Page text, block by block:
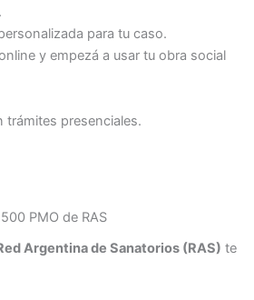
para tu caso.
y empezá a usar tu obra social
trámites presenciales.
PMO de RAS
Argentina de Sanatorios (RAS) te